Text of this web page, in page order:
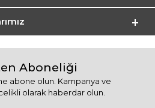
Aboneliği
abone olun. Kampanya ve
olarak haberdar olun.